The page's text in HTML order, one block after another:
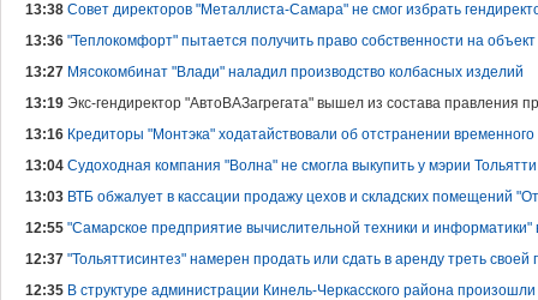
13:38 Совет директоров "Металлиста-Самара" не смог избрать
13:36 "Теплокомфорт" пытается получить право собственности на
13:27 Мясокомбинат "Влади" наладил производство колбасных изделий
13:19 Экс-гендиректор "АвтоВАЗагрегата" вышел из состава правления
13:16 Кредиторы "Монтэка" ходатайствовали об отстранении
13:04 Судоходная компания "Волна" не смогла выкупить у мэрии Тольятти
13:03 ВТБ обжалует в кассации продажу цехов и складских помещений
12:55 "Самарское предприятие вычислительной техники и информатики"
12:37 "Тольяттисинтез" намерен продать или сдать в аренду треть
12:35 В структуре администрации Кинель-Черкасского района